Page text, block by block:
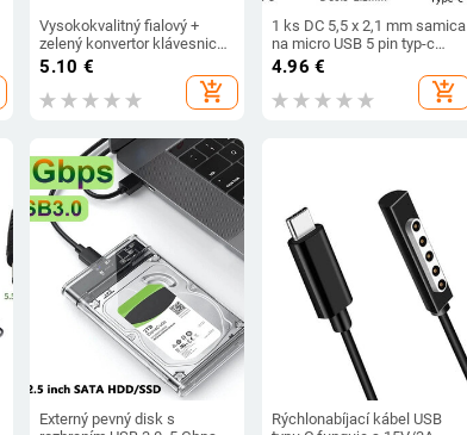
Vysokokvalitný fialový +
zelený konvertor klávesnica
myš PS2 PS/2 na USB
adaptér pre USB klávesnicu
a myš príslušenstvo
5.10 €
add_shopping_cart
1 ks DC 5,5 x 2,1 mm samica
na micro USB 5 pin typ-c
uhlový samica dc 5,5*2,1
mm samica na typ-c AF AM
napájací adaptér
4.96 €
add_shopping_cart
Externý pevný disk s
Rýchlonabíjací kábel USB